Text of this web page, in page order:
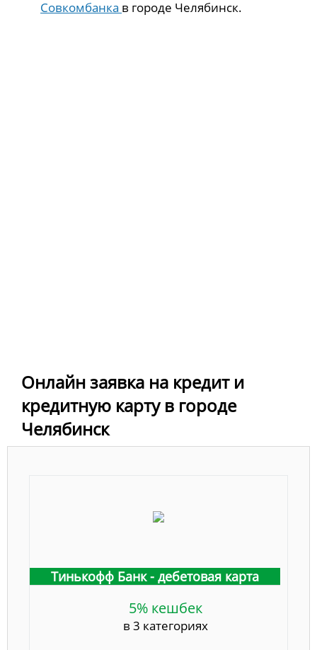
Совкомбанка в городе Челябинск.
Онлайн заявка на кредит и
кредитную карту в городе
Челябинск
Тинькофф Банк - дебетовая карта
5% кешбек
в 3 категориях